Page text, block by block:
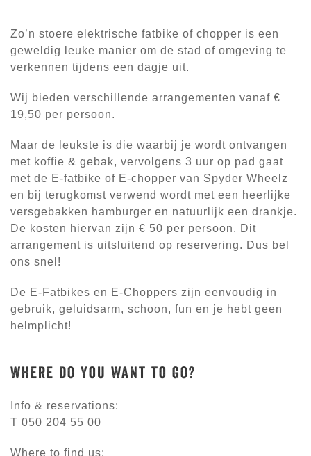
Zo’n stoere elektrische fatbike of chopper is een
geweldig leuke manier om de stad of omgeving te
verkennen tijdens een dagje uit.
Wij bieden verschillende arrangementen vanaf €
19,50 per persoon.
Maar de leukste is die waarbij je wordt ontvangen
met koffie & gebak, vervolgens 3 uur op pad gaat
met de E-fatbike of E-chopper van Spyder Wheelz
en bij terugkomst verwend wordt met een heerlijke
versgebakken hamburger en natuurlijk een drankje.
De kosten hiervan zijn € 50 per persoon. Dit
arrangement is uitsluitend op reservering. Dus bel
ons snel!
De E-Fatbikes en E-Choppers zijn eenvoudig in
gebruik, geluidsarm, schoon, fun en je hebt geen
helmplicht!
Where do you want to go?
Info & reservations:
T 050 204 55 00
Where to find us: